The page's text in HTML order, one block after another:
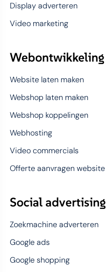
Display adverteren
Video marketing
Webontwikkeling
Website laten maken
Webshop laten maken
Webshop koppelingen
Webhosting
Video commercials
Offerte aanvragen website
Social advertising
Zoekmachine adverteren
Google ads
Google shopping